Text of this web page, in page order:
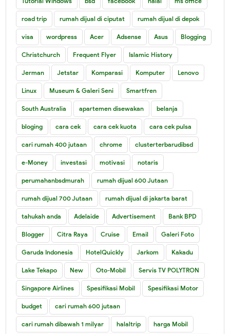
road trip rumah dijual di ciputat rumah dijual di depok
visa wordpress Acer Adsense Asus Blogging
Christchurch Frequent Flyer Islamic History
Jerman Jetstar Komparasi Komputer Lenovo
Linux Museum & Galeri Seni Smartfren
South Australia apartemen disewakan belanja
bloging cara cek cara cek kuota cara cek pulsa
cari rumah 400 jutaan chrome clusterterbarudibsd
e-Money investasi motivasi notaris
perumahanbsdmurah rumah dijual 600 Jutaan
rumah dijual 700 Jutaan rumah dijual di jakarta barat
tahukah anda Adelaide Advertisement Bank BPD
Blogger Citra Raya Cruise Email Galeri Foto
Garuda Indonesia HotelQuickly Jarkom Kakadu
Lake Tekapo New Oto-Mobil Servis TV POLYTRON
Singapore Airlines Spesifikasi Mobil Spesifikasi Motor
budget cari rumah 600 jutaan
cari rumah dibawah 1 milyar halaltrip harga Mobil